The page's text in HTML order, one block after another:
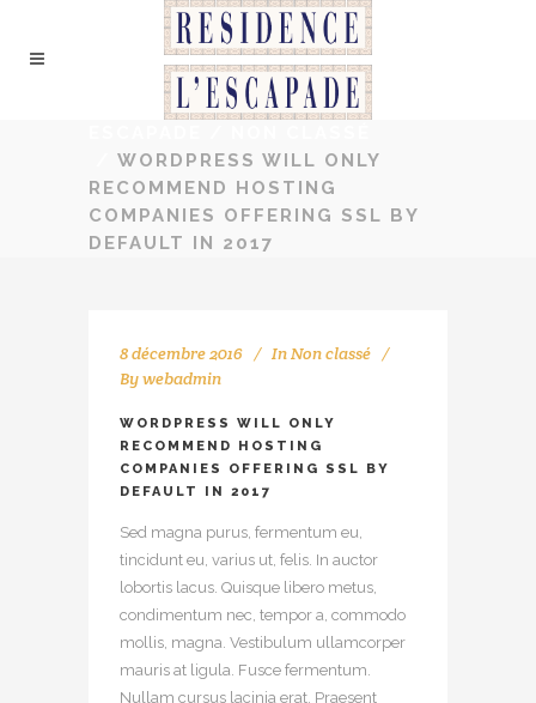
WORDPRESS WILL ONLY
RECOMMEND HOSTING
COMPANIES OFFERING SSL BY
DEFAULT IN 2017
8 décembre 2016 InNon classé
Bywebadmin
WORDPRESS WILL ONLY
RECOMMEND HOSTING
COMPANIES OFFERING SSL BY
DEFAULT IN 2017
Sed magna purus, fermentum eu,
tincidunt eu, varius ut, felis. In auctor
lobortis lacus. Quisque libero metus,
condimentum nec, tempor a, commodo
mollis, magna. Vestibulum ullamcorper
mauris at ligula. Fusce fermentum.
Nullam cursus lacinia erat. Praesent